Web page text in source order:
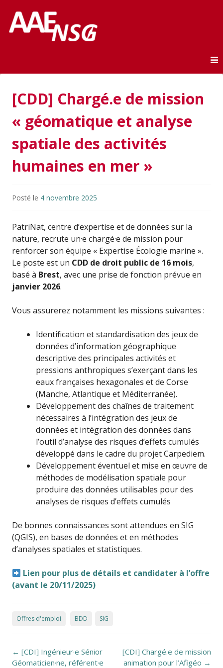
AAE-ENSG
[CDD] Chargé.e de mission
« géomatique et analyse
spatiale des activités
humaines en mer »
Posté le 4 novembre 2025
PatriNat, centre d’expertise et de données sur la
nature, recrute un·e chargé·e de mission pour
renforcer son équipe « Expertise Écologie marine ».
Le poste est un CDD de droit public de 16 mois,
basé à Brest, avec une prise de fonction prévue en
janvier 2026.
Vous assurerez notamment les missions suivantes :
Identification et standardisation des jeux de
données d’information géographique
descriptive des principales activités et
pressions anthropiques s’exerçant dans les
eaux françaises hexagonales et de Corse
(Manche, Atlantique et Méditerranée).
Développement des chaînes de traitement
nécessaires à l’intégration des jeux de
données et intégration des données dans
l’outil d’analyse des risques d’effets cumulés
développé dans le cadre du projet Carpediem.
Développement éventuel et mise en œuvre de
méthodes de modélisation spatiale pour
produire des données utilisables pour des
analyses de risques d’effets cumulés
De bonnes connaissances sont attendues en SIG
(QGIS), en bases de données et en méthodes
d’analyses spatiales et statistiques.
Lien pour plus de détails et candidater à l’offre
(avant le 20/11/2025)
Offres d'emploi BDD SIG
Post navigation
← [CDI] Ingénieur·e Sénior
Géomaticien·ne, référent·e
[CDI] Chargé.e de mission
animation pour l’Afigéo →